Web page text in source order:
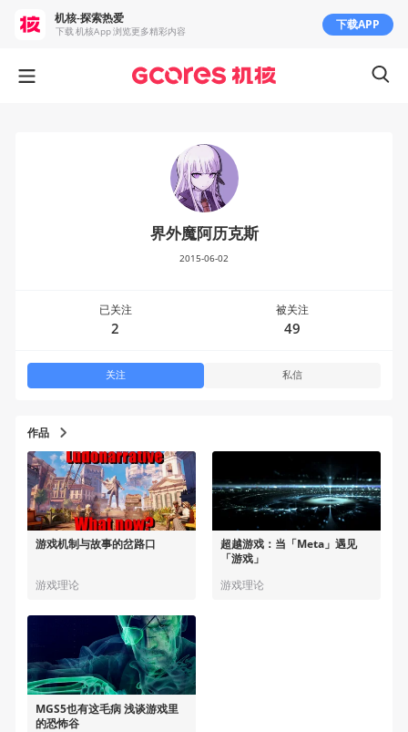
作品
游戏机制与故事的岔路口
游戏理论
超越游戏：当「Meta」遇见
「游戏」
游戏理论
MGS5也有这毛病 浅谈游戏里
的恐怖谷
界外魔阿历克斯
2015-06-02
已关注
2
被关注
49
关注 私信
机核-探索热爱
下载 机核App 浏览更多精彩内容 下载APP